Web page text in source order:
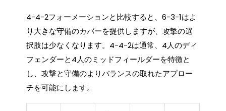
4-4-2フォーメーションと比較すると、6-3-1はよ
り大きな守備のカバーを提供しますが、攻撃の選
択肢は少なくなります。4-4-2は通常、4人のディ
フェンダーと4人のミッドフィールダーを特徴と
し、攻撃と守備のよりバランスの取れたアプロー
チを可能にします。